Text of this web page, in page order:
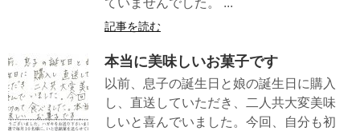
ていませんでした。 ...
記事を読む
本当に美味しいお菓子です
以前、息子の誕生日と娘の誕生日に購入
し、直送していただき、二人共大変美味
しいと喜んでいました。今回、自分も初